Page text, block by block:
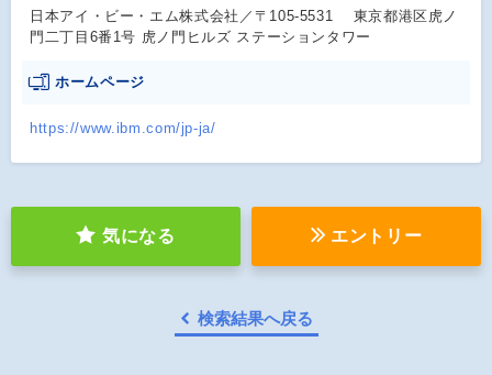
日本アイ・ビー・エム株式会社／〒105-5531 東京都港区虎ノ
門二丁目6番1号 虎ノ門ヒルズ ステーションタワー
ホームページ
https://www.ibm.com/jp-ja/
気になる エントリー
検索結果へ戻る